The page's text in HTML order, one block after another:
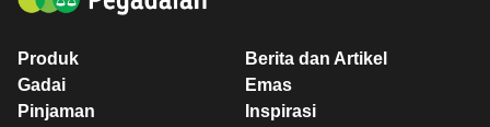
Produk
Gadai
Pinjaman
Berita dan Artikel
Emas
Inspirasi